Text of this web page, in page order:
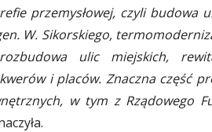
przemysłowej, czyli budowa
W. Sikorskiego,
ulic miejskich,
i placów. Znaczna część
w tym z Rządowego